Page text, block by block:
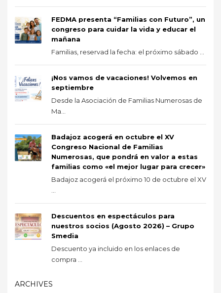
FEDMA presenta “Familias con Futuro”, un
congreso para cuidar la vida y educar el
mañana
Familias, reservad la fecha: el próximo sábado ...
¡Nos vamos de vacaciones! Volvemos en
septiembre
Desde la Asociación de Familias Numerosas de
Ma...
Badajoz acogerá en octubre el XV
Congreso Nacional de Familias
Numerosas, que pondrá en valor a estas
familias como «el mejor lugar para crecer»
Badajoz acogerá el próximo 10 de octubre el XV
Descuentos en espectáculos para
nuestros socios (Agosto 2026) – Grupo
Smedia
Descuento ya incluido en los enlaces de
compra ...
ARCHIVES